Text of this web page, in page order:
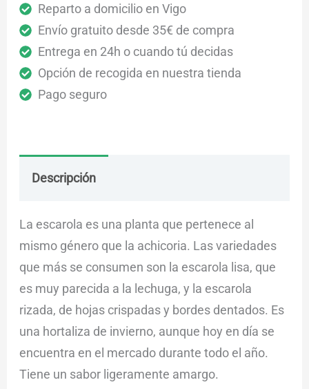
Reparto a domicilio en Vigo
Envío gratuito desde 35€ de compra
Entrega en 24h o cuando tú decidas
Opción de recogida en nuestra tienda
Pago seguro
Descripción
La escarola es una planta que pertenece al
mismo género que la achicoria. Las variedades
que más se consumen son la escarola lisa, que
es muy parecida a la lechuga, y la escarola
rizada, de hojas crispadas y bordes dentados. Es
una hortaliza de invierno, aunque hoy en día se
encuentra en el mercado durante todo el año.
Tiene un sabor ligeramente amargo.